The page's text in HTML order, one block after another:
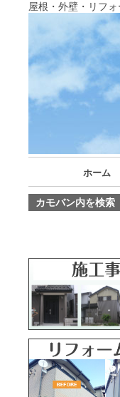
屋根・外壁・リフ
ホーム
カモバン内を検索